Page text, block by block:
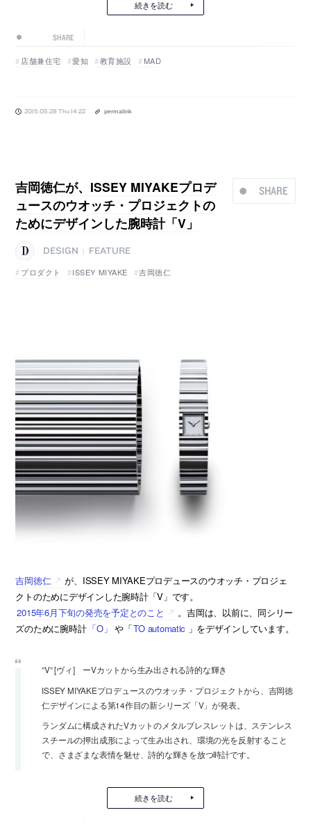
続きを読む
SHARE
店舗兼住宅 愛知 教育施設 MAD
2015.05.28 Thu 14:22 permalink
SHARE
吉岡徳仁が、ISSEY MIYAKEプロデ
ュースのウオッチ・プロジェクトの
ためにデザインした腕時計「V」
DESIGN
FEATURE
プロダクト
ISSEY MIYAKE 吉岡徳仁
吉岡徳仁
が、ISSEY MIYAKEプロデュースのウオッチ・プロジェ
クトのためにデザインした腕時計「V」です。
2015年6月下旬の発売を予定とのこと
。吉岡は、以前に、同シリー
ズのために腕時計 「O」 や「TO automatic 」をデザインしています。
”V” [ヴィ] ーVカットから生み出される詩的な輝き
ISSEY MIYAKEプロデュースのウオッチ・プロジェクトから、吉岡徳
仁デザインによる第14作目の新シリーズ「V」が発表。
ランダムに構成されたVカットのメタルブレスレットは、ステンレス
スチールの押出成形によって生み出され、環境の光を反射すること
で、さまざまな表情を魅せ、詩的な輝きを放つ時計です。
続きを読む